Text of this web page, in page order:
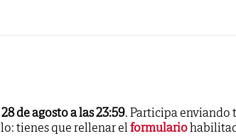
28 de agosto a las 23:59. Participa enviando
tienes que rellenar elformulario